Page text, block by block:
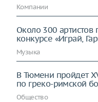
Компании
Около 300 артистов
конкурсе «Играй,
Музыка
В Тюмени пройдет
по греко-римской
Общество